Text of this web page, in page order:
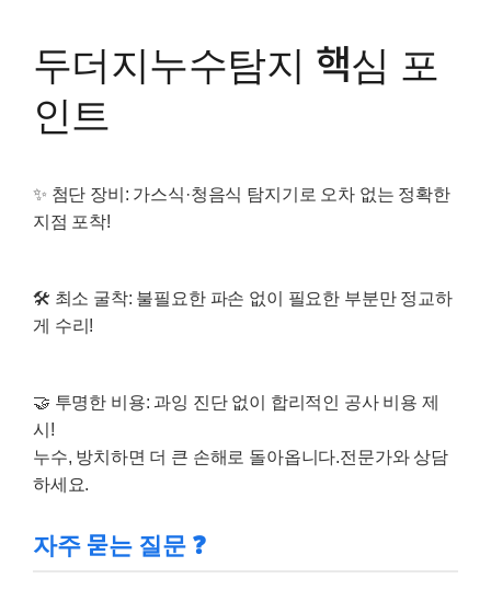
두더지누수탐지 핵심 포
인트
✨ 첨단 장비: 가스식·청음식 탐지기 로 오차 없는 정확한
지점 포착!
🛠️ 최소 굴착: 불필요한 파손 없이 필요한 부분만 정교하
게 수리!
🤝 투명한 비용: 과잉 진단 없이 합리적인 공사 비용 제
시!
누수, 방치하면 더 큰 손해로 돌아옵니다.전문가와 상담
하세요.
자주 묻는 질문 ❓